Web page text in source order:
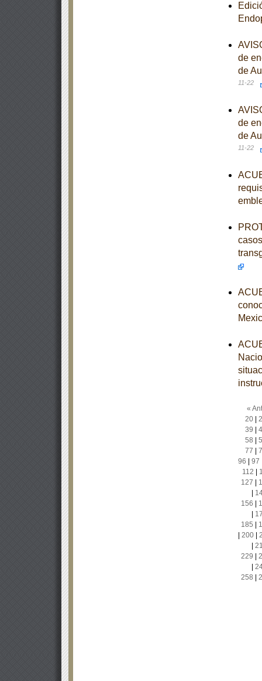
de
de
11-22
de
de
11-22
«
20|
39
58
77
96
97
112
127
156
185
200|
229
258